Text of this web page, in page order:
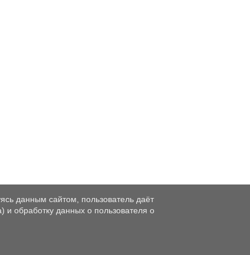
данным сайтом, пользователь даёт
и обработку данных о пользователя о